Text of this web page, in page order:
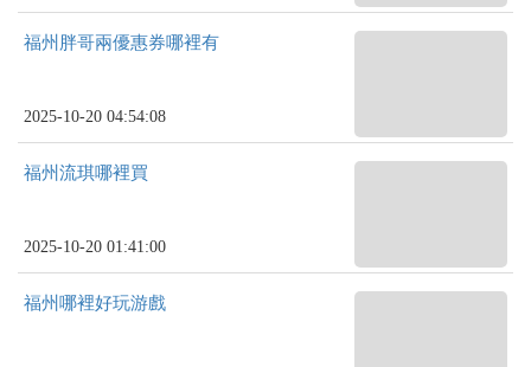
福州胖哥兩優惠券哪裡有
2025-10-20 04:54:08
福州流琪哪裡買
2025-10-20 01:41:00
福州哪裡好玩游戲